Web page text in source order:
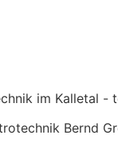
Bernd